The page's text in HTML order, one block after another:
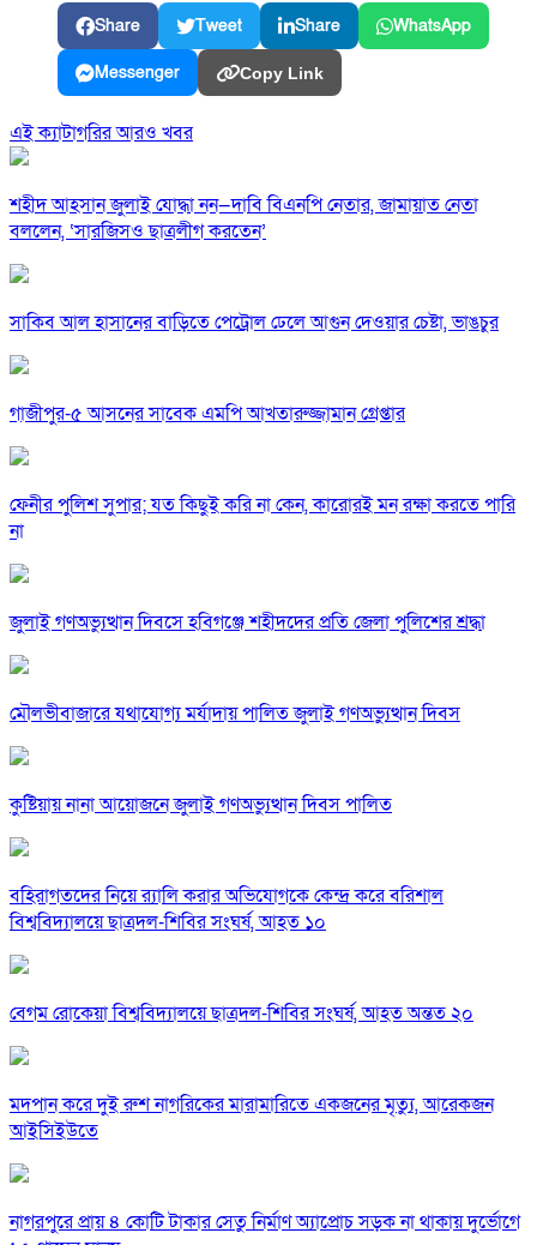
Share Tweet Share WhatsApp
Messenger Copy Link
এই ক্যাটাগরির আরও খবর
শহীদ আহসান জুলাই যোদ্ধা নন—দাবি বিএনপি নেতার, জামায়াত নেতা
বললেন, ‘সারজিসও ছাত্রলীগ করতেন’
সাকিব আল হাসানের বাড়িতে পেট্রোল ঢেলে আগুন দেওয়ার চেষ্টা, ভাঙচুর
গাজীপুর-৫ আসনের সাবেক এমপি আখতারুজ্জামান গ্রেপ্তার
ফেনীর পুলিশ সুপার; যত কিছুই করি না কেন, কারোরই মন রক্ষা করতে পারি
না
জুলাই গণঅভ্যুত্থান দিবসে হবিগঞ্জে শহীদদের প্রতি জেলা পুলিশের শ্রদ্ধা
মৌলভীবাজারে যথাযোগ্য মর্যাদায় পালিত জুলাই গণঅভ্যুত্থান দিবস
কুষ্টিয়ায় নানা আয়োজনে জুলাই গণঅভ্যুত্থান দিবস পালিত
বহিরাগতদের নিয়ে র‍্যালি করার অভিযোগকে কেন্দ্র করে বরিশাল
বিশ্ববিদ্যালয়ে ছাত্রদল-শিবির সংঘর্ষ, আহত ১০
বেগম রোকেয়া বিশ্ববিদ্যালয়ে ছাত্রদল-শিবির সংঘর্ষ, আহত অন্তত ২০
মদপান করে দুই রুশ নাগরিকের মারামারিতে একজনের মৃত্যু, আরেকজন
আইসিইউতে
নাগরপুরে প্রায় ৪ কোটি টাকার সেতু নির্মাণ অ্যাপ্রোচ সড়ক না থাকায় দুর্ভোগে